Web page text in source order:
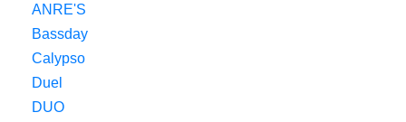
ANRE'S
Bassday
Calypso
Duel
DUO